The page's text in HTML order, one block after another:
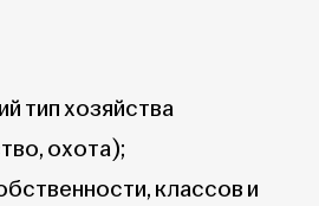
тип хозяйства
охота);
классов и